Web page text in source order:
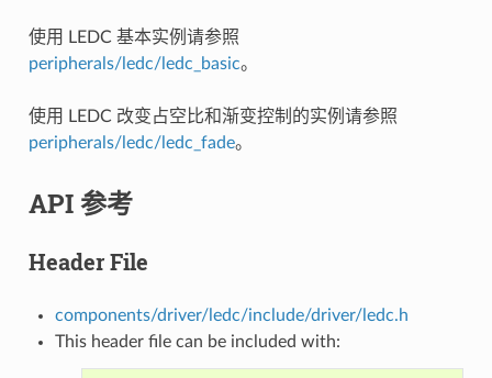
使用 LEDC 基本实例请参照
peripherals/ledc/ledc_basic。
使用 LEDC 改变占空比和渐变控制的实例请参照
peripherals/ledc/ledc_fade。
API 参考
Header File
components/driver/ledc/include/driver/ledc.h
This header file can be included with: